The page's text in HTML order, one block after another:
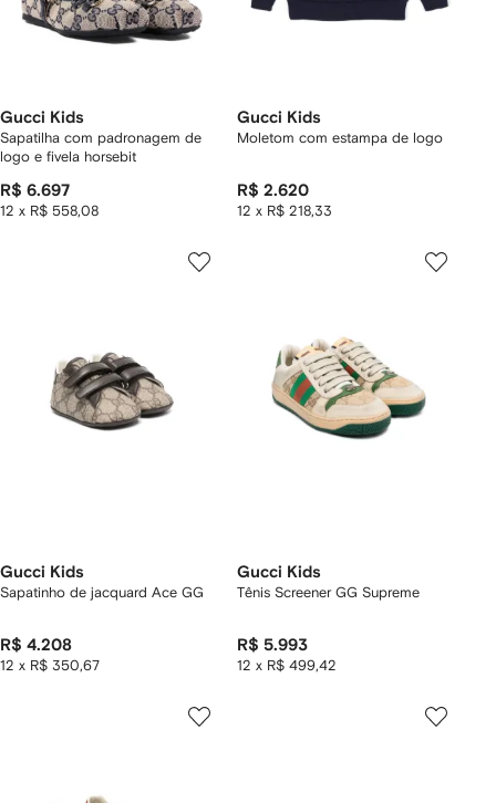
Gucci Kids
Sapatilha com padronagem de
logo e fivela horsebit
R$ 6.697
12 x R$ 558,08
Gucci Kids
Moletom com estampa de logo
R$ 2.620
12 x R$ 218,33
Gucci Kids
Sapatinho de jacquard Ace GG
R$ 4.208
12 x R$ 350,67
Gucci Kids
Tênis Screener GG Supreme
R$ 5.993
12 x R$ 499,42